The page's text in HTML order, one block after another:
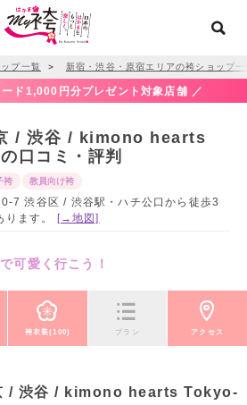
プ一覧 ＞ 新宿・渋谷・原宿エリアの袴ショップ一
ド1,000円分プレゼント対象店舗 ／
/ 渋谷 / kimono hearts
口コミ・評判
袴 教員向け袴
7 渋谷区 / 渋谷駅・ハチ公口から徒歩3
ります。 [→地図]
可愛く行こう！
袴衣装(100) プラン アクセス
/ 渋谷 / kimono hearts Tokyo-